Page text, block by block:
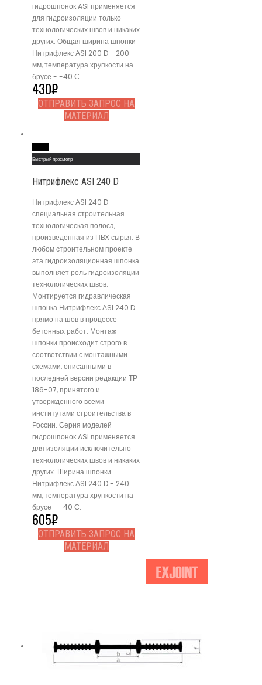
гидрошпонок ASI применяется
для гидроизоляции только
технологических швов и никаких
других. Общая ширина шпонки
Нитрифлекс АSI 200 D - 200
мм, температура хрупкости на
брусе - -40 С.
430₽
ОТПРАВИТЬ ЗАПРОС НА
МАТЕРИАЛ
Быстрый просмотр
Нитрифлекс АSI 240 D
Нитрифлекс АSI 240 D -
специальная строительная
технологическая полоса,
произведенная из ПВХ сырья. В
любом строительном проекте
эта гидроизоляционная шпонка
выполняет роль гидроизоляции
технологических швов.
Монтируется гидравлическая
шпонка Нитрифлекс АSI 240 D
прямо на шов в процессе
бетонных работ. Монтаж
шпонки происходит строго в
соответствии с монтажными
схемами, описанными в
последней версии редакции ТР
186-07, принятого и
утвержденного всеми
институтами строительства в
России. Серия моделей
гидрошпонок ASI применяется
для изоляции исключительно
технологических швов и никаких
других. Ширина шпонки
Нитрифлекс АSI 240 D - 240
мм, температура хрупкости на
брусе - -40 С.
605₽
ОТПРАВИТЬ ЗАПРОС НА
МАТЕРИАЛ